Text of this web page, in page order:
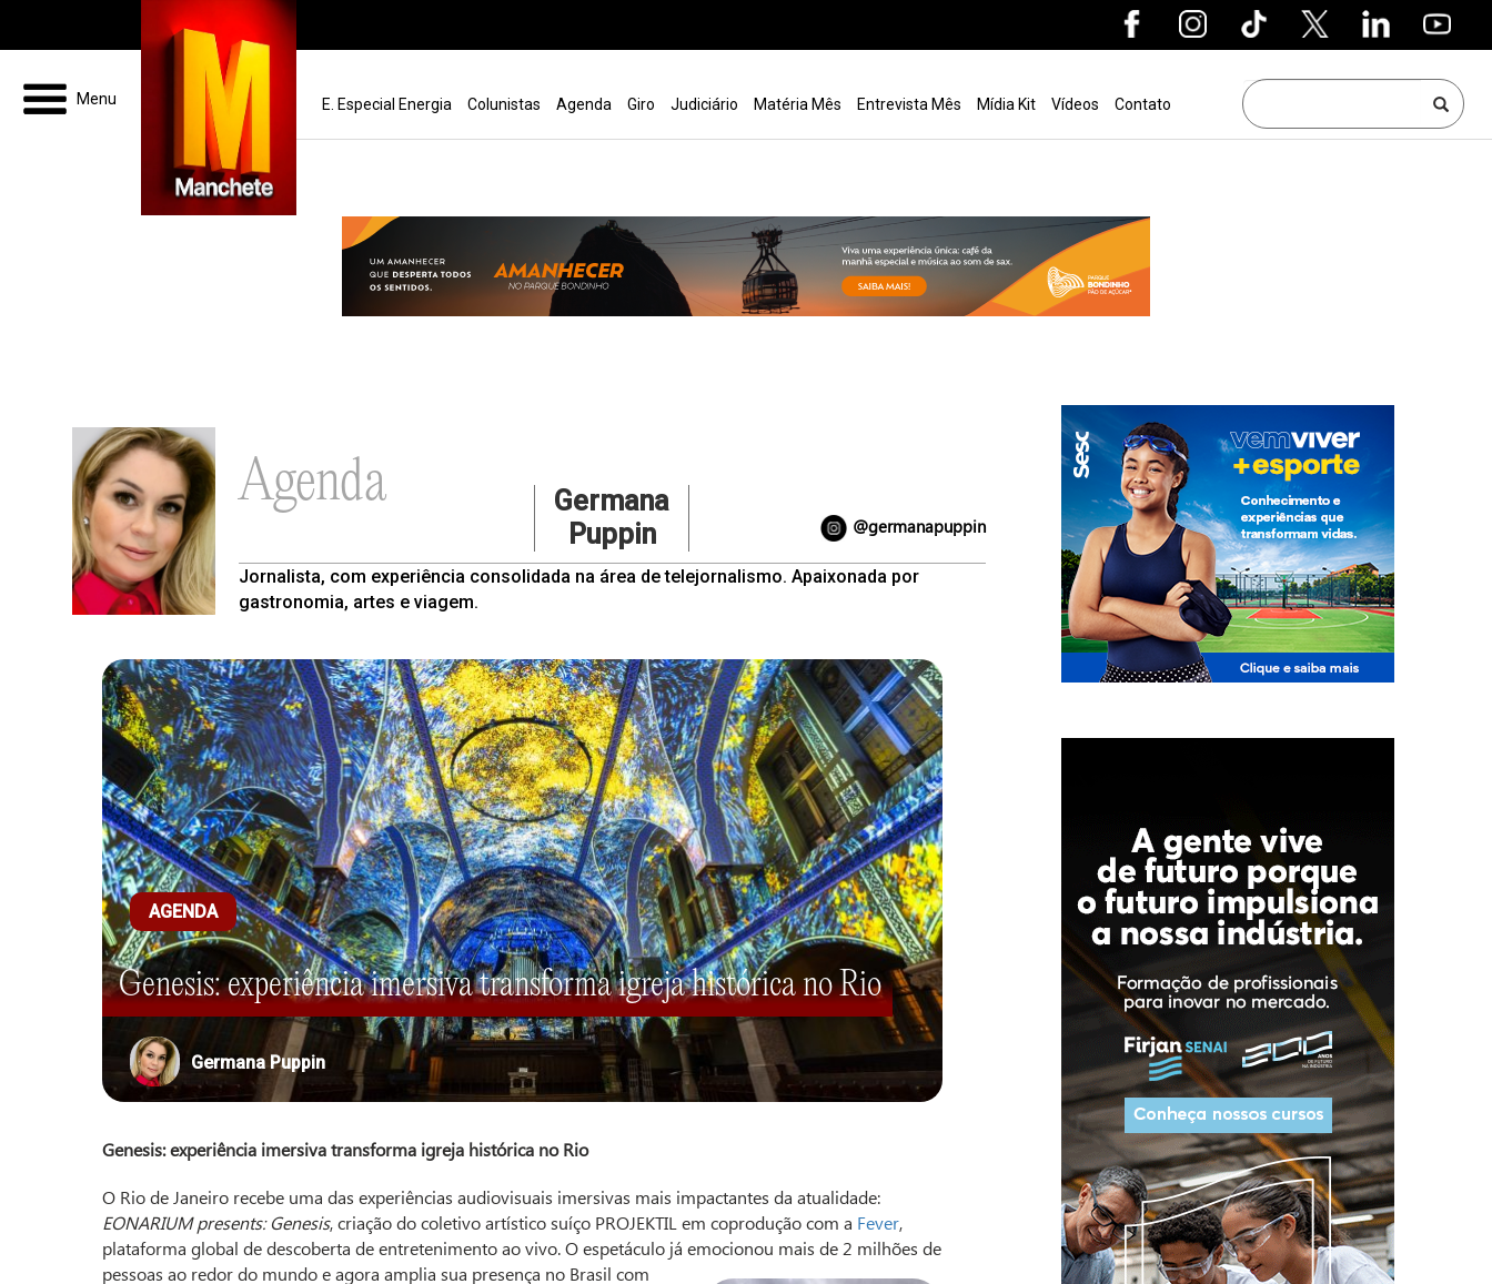
Pular para o conteúdo
Menu E. Especial Energia Colunistas Agenda Giro Judiciário Matéria Mês Entrevista Mês Mídia Kit Vídeos Contato
Agenda
Germana
Puppin
@germanapuppin
Jornalista, com experiência consolidada na área de telejornalismo. Apaixonada por
gastronomia, artes e viagem.
AGENDA
Genesis: experiência imersiva transforma igreja histórica no Rio
Germana Puppin
Genesis: experiência imersiva transforma igreja histórica no Rio
O Rio de Janeiro recebe uma das experiências audiovisuais imersivas mais impactantes da atualidade:
EONARIUM presents: Genesis, criação do coletivo artístico suíço PROJEKTIL em coprodução com a Fever,
plataforma global de descoberta de entretenimento ao vivo. O espetáculo já emocionou mais de 2 milhões de
pessoas ao redor do mundo e agora amplia sua presença no Brasil com